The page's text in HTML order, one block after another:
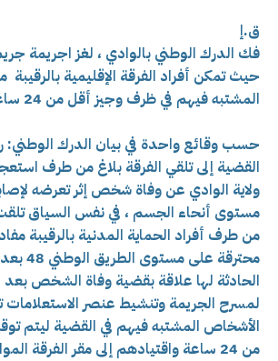
ق.إ
فك الدرك الوطني بالوادي ، لغز اجريمة
حيث تمكن أفراد الفرقة الإقليمية
المشتبه فيهم في ظرف وجيز أقل من 24 ساعة.
حسب وقائع واحدة في بيان الدرك الوطني:
القضية إلى تلقي الفرقة بلاغ من طرف
ولاية الوادي عن وفاة شخص إثر تعرضه
مستوى أنحاء الجسم ، في نفس السياق تلقت
من طرف أفراد الحماية المدنية بالرقيبة
محترقة
الحادثة لها علاقة بقضية وفاة الشخص بعد
لمسرح الجريمة وتنشيط عنصر
الأشخاص المشتبه فيهم في القضية ليتم
من 24 ساعة واقتيادهم إلى مقر الفرقة المواصلة التحقيق”.